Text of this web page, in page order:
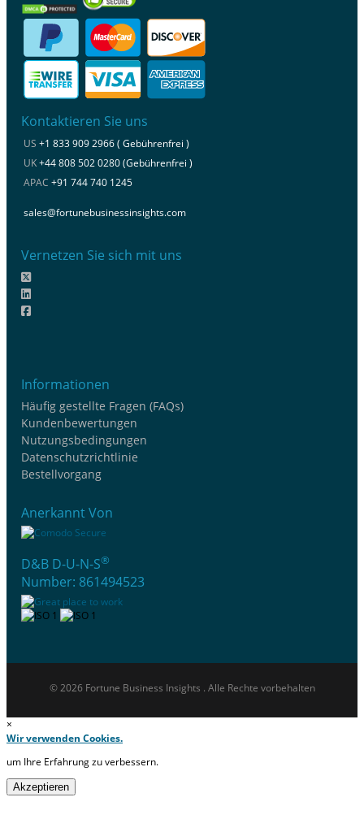
Kontaktieren Sie uns
US +1 833 909 2966 ( Gebührenfrei )
UK+44 808 502 0280 (Gebührenfrei )
APAC +91 744 740 1245
sales@fortunebusinessinsights.com
Vernetzen Sie sich mit uns
Informationen
Häufig gestellte Fragen (FAQs)
Kundenbewertungen
Nutzungsbedingungen
Datenschutzrichtlinie
Bestellvorgang
Anerkannt Von
D&B D-U-N-S®
Number: 861494523
© 2026 Fortune Business Insights . Alle Rechte vorbehalten
×
Wir verwenden Cookies.
um Ihre Erfahrung zu verbessern.
Akzeptieren